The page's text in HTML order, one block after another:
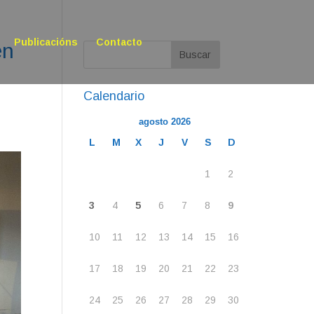
Publicacións Contacto
Calendario
agosto 2026
L M X J V S D
1 2
3 4 5 6 7 8 9
10 11 12 13 14 15 16
17 18 19 20 21 22 23
24 25 26 27 28 29 30